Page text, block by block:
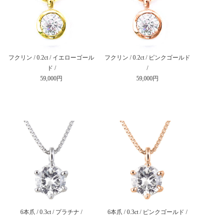
6本爪 / 0.3ct / プラチナ /
6本爪 / 0.3ct / ピンクゴールド /
フクリン / 0.2ct / イエローゴール
ド /
59,000円
フクリン / 0.2ct / ピンクゴールド
/
59,000円